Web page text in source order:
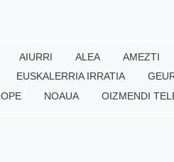
AIURRI ALEA AMEZTI
EUSKALERRIA IRRATIA
NOAUA OIZMENDI